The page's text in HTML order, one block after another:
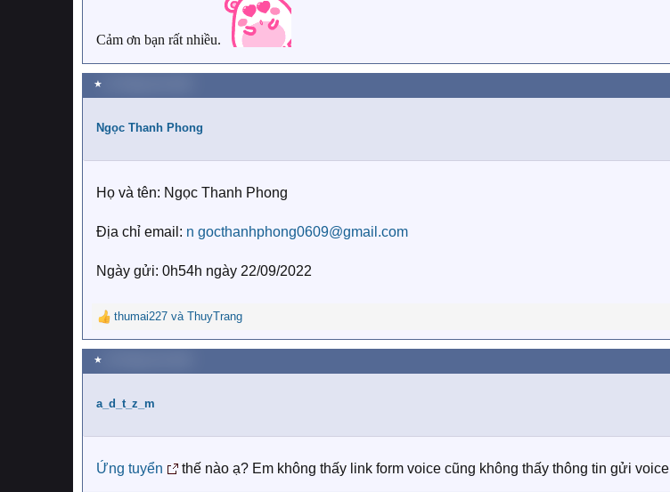
Cảm ơn bạn rất nhiều.
★
Ngọc Thanh Phong
Họ và tên: Ngọc Thanh Phong
Địa chỉ email: n gocthanhphong0609@gmail.com
Ngày gửi: 0h54h ngày 22/09/2022
R
e
a
c
i
n
:
thumai227 và ThuyTrang
★
a_d_t_z_m
Ứng tuyển thế nào ạ? Em không thấy link form voice cũng không thấy thông tin gửi voice